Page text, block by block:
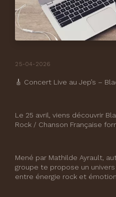
25-04-2026
🎸 Concert Live au Jep’s –
Le 25 avril, viens découvrir
Rock / Chanson Française
Mené par Mathilde Ayrault,
groupe te propose un
entre énergie rock et